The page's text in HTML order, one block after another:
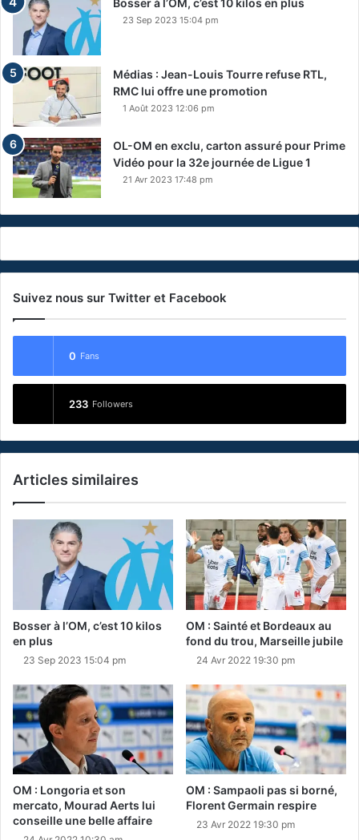
23 Sep 2023 15:04 pm
Médias : Jean-Louis Tourre refuse RTL,
RMC lui offre une promotion
1 Août 2023 12:06 pm
OL-OM en exclu, carton assuré pour Prime
Vidéo pour la 32e journée de Ligue 1
21 Avr 2023 17:48 pm
Suivez nous sur Twitter et Facebook
0 Fans
233 Followers
Articles similaires
Bosser à l’OM, c’est 10 kilos
en plus
23 Sep 2023 15:04 pm
OM : Sainté et Bordeaux au
fond du trou, Marseille jubile
24 Avr 2022 19:30 pm
OM : Longoria et son
mercato, Mourad Aerts lui
conseille une belle affaire
OM : Sampaoli pas si borné,
Florent Germain respire
23 Avr 2022 19:30 pm